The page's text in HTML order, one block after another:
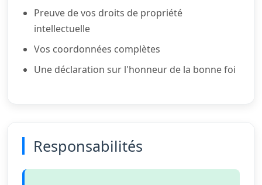
Preuve de vos droits de propriété
intellectuelle
Vos coordonnées complètes
Une déclaration sur l'honneur de la bonne foi
Responsabilités